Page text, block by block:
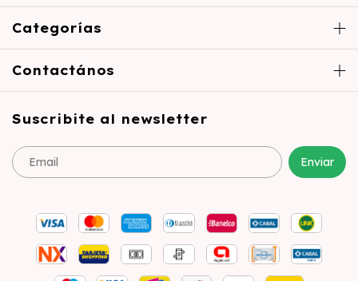
Categorías
Contactános
Suscribite al newsletter